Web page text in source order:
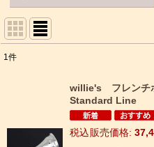
1 件
willie's フレンチ
Standard Line
税込 :